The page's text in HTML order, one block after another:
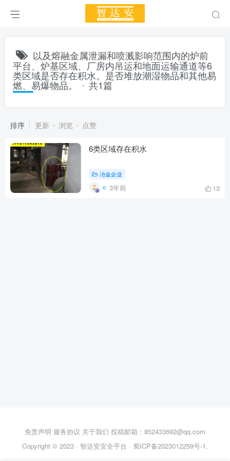
以及熔融金属泄漏和喷溅影响范围内的炉前
平台、炉基区域、厂房内吊运和地面运输通道等6
类区域是否存在积水。是否堆放潮湿物品和其他易
燃、易爆物品。 共1篇
排序 更新 浏览 点赞
6类区域存在积水
冶金企业
3年前 13
免责声明 服务协议 关于我们 投稿邮箱：852433692@qq.com
Copyright © 2023 · 智达安安全平台 · 蜀ICP备2023012259号-1.